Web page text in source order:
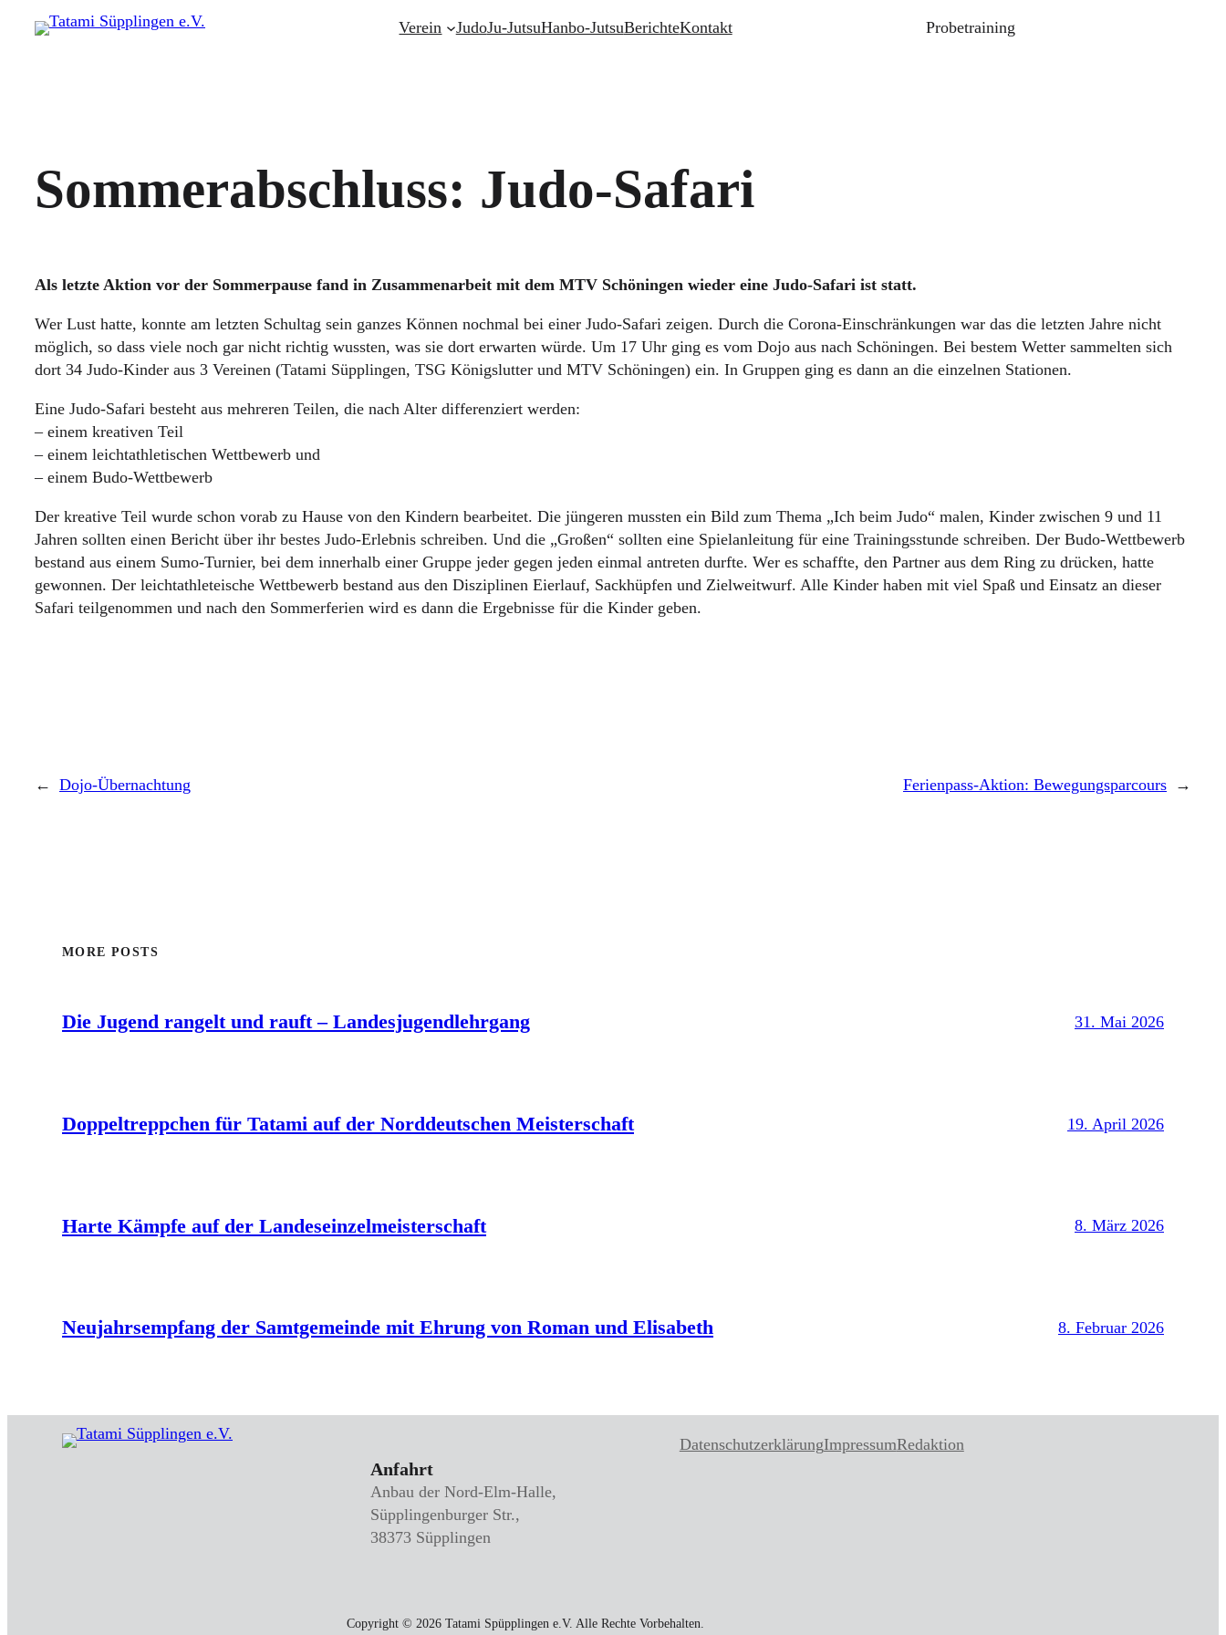
Verein JudoJu-JutsuHanbo-JutsuBerichteKontakt Probetraining
Sommerabschluss: Judo-Safari
Als letzte Aktion vor der Sommerpause fand in Zusammenarbeit mit dem MTV Schöningen wieder eine Judo-Safari ist statt.
Wer Lust hatte, konnte am letzten Schultag sein ganzes Können nochmal bei einer Judo-Safari zeigen. Durch die Corona-Einschränkungen war das die letzten Jahre nicht
möglich, so dass viele noch gar nicht richtig wussten, was sie dort erwarten würde. Um 17 Uhr ging es vom Dojo aus nach Schöningen. Bei bestem Wetter sammelten sich
dort 34 Judo-Kinder aus 3 Vereinen (Tatami Süpplingen, TSG Königslutter und MTV Schöningen) ein. In Gruppen ging es dann an die einzelnen Stationen.
Eine Judo-Safari besteht aus mehreren Teilen, die nach Alter differenziert werden:
– einem kreativen Teil
– einem leichtathletischen Wettbewerb und
– einem Budo-Wettbewerb
Der kreative Teil wurde schon vorab zu Hause von den Kindern bearbeitet. Die jüngeren mussten ein Bild zum Thema „Ich beim Judo“ malen, Kinder zwischen 9 und 11
Jahren sollten einen Bericht über ihr bestes Judo-Erlebnis schreiben. Und die „Großen“ sollten eine Spielanleitung für eine Trainingsstunde schreiben. Der Budo-Wettbewerb
bestand aus einem Sumo-Turnier, bei dem innerhalb einer Gruppe jeder gegen jeden einmal antreten durfte. Wer es schaffte, den Partner aus dem Ring zu drücken, hatte
gewonnen. Der leichtathleteische Wettbewerb bestand aus den Disziplinen Eierlauf, Sackhüpfen und Zielweitwurf. Alle Kinder haben mit viel Spaß und Einsatz an dieser
Safari teilgenommen und nach den Sommerferien wird es dann die Ergebnisse für die Kinder geben.
← Dojo-Übernachtung Ferienpass-Aktion: Bewegungsparcours →
MORE POSTS
Die Jugend rangelt und rauft – Landesjugendlehrgang 31. Mai 2026
Doppeltreppchen für Tatami auf der Norddeutschen Meisterschaft 19. April 2026
Harte Kämpfe auf der Landeseinzelmeisterschaft 8. März 2026
Neujahrsempfang der Samtgemeinde mit Ehrung von Roman und Elisabeth 8. Februar 2026
Anfahrt
Anbau der Nord-Elm-Halle,
Süpplingenburger Str.,
38373 Süpplingen
DatenschutzerklärungImpressumRedaktion
Copyright © 2026 Tatami Spüpplingen e.V. Alle Rechte Vorbehalten.